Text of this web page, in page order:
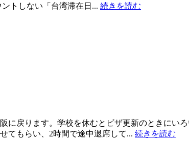
トしない「台湾滞在日... 続きを読む
に戻ります。学校を休むとビザ更新のときにい
てもらい、2時間で途中退席して... 続きを読む